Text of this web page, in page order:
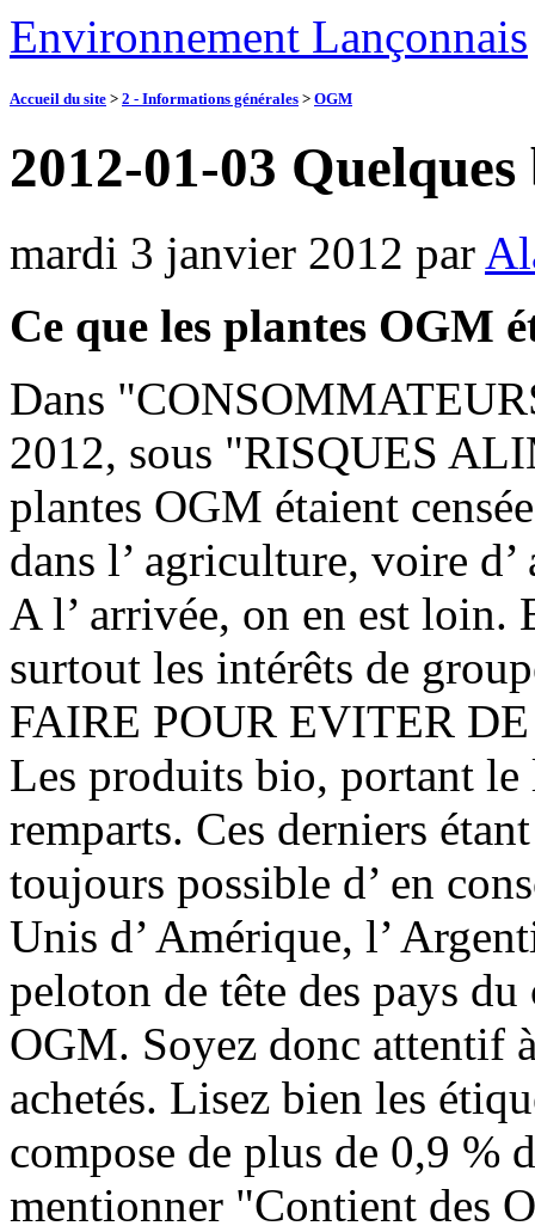
Environnement Lançonnais
Accueil du site > 2 - Informations générales > OGM
2012-01-03
mardi 3 janvier 2012 par
Ce que les plantes OGM
Dans
2012, sous "RISQUES
plantes OGM étaient
dans l’ agriculture, voire
A l’ arrivée, on en est loin.
surtout les intérêts de
FAIRE POUR EVITER
Les produits bio, portant
remparts. Ces derniers
toujours possible d’ en
Unis d’ Amérique, l’
peloton de tête des pays
OGM. Soyez donc attentif
achetés. Lisez bien les
compose de plus de 0,9 %
mentionner "Contient des